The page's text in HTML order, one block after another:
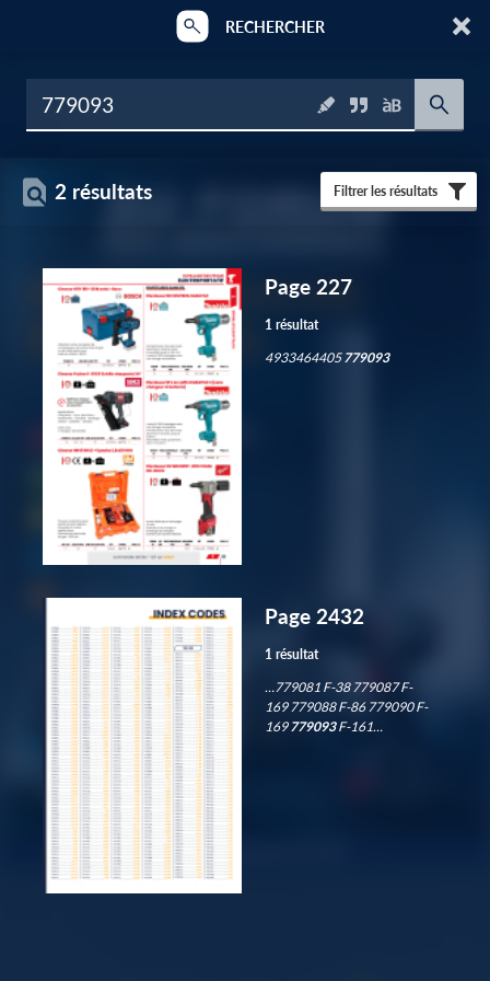
RECHERCHER
2 résultats Filtrer les résultats
Page 227
1 résultat
4933464405779093
Page 2432
1 résultat
…779081 F-38 779087 F-
169 779088 F-86 779090 F-
169 779093F-161…